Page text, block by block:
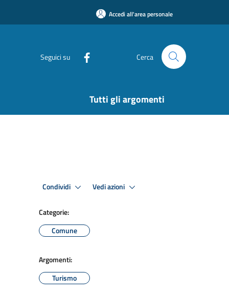
Accedi all'area personale
Seguici su Cerca
Tutti gli argomenti
Condividi Vedi azioni
Categorie:
Comune
Argomenti:
Turismo